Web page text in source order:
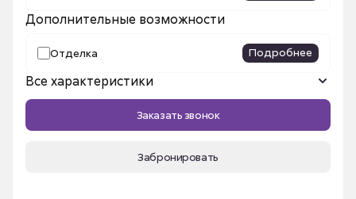
Дополнительные возможности
Отделка Подробнее
Все характеристики
Название ЖК Сибирский
Заказать звонок
Забронировать